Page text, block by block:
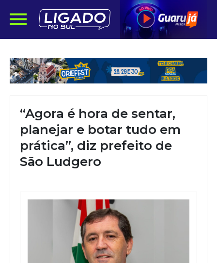
“Agora é hora de sentar,
planejar e botar tudo em
prática”, diz prefeito de
São Ludgero